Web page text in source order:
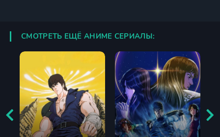
СМОТРЕТЬ ЕЩЁ АНИМЕ СЕРИАЛЫ: